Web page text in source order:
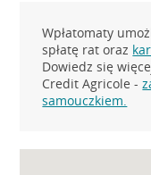
Wpłatomaty
spłatę rat oraz
Dowiedz się
Credit Agricole -
samouczkiem.